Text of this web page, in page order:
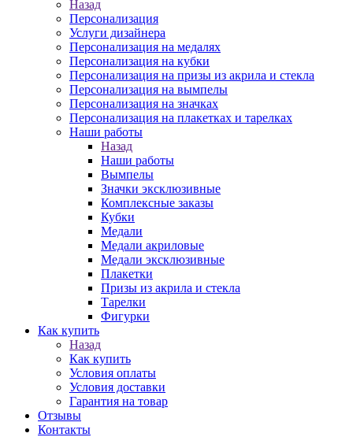
Назад
Персонализация
Услуги дизайнера
Персонализация на медалях
Персонализация на кубки
Персонализация на призы из акрила и стекла
Персонализация на вымпелы
Персонализация на значках
Персонализация на плакетках и тарелках
Наши работы
Назад
Наши работы
Вымпелы
Значки эксклюзивные
Комплексные заказы
Кубки
Медали
Медали акриловые
Медали эксклюзивные
Плакетки
Призы из акрила и стекла
Тарелки
Фигурки
Как купить
Назад
Как купить
Условия оплаты
Условия доставки
Гарантия на товар
Отзывы
Контакты